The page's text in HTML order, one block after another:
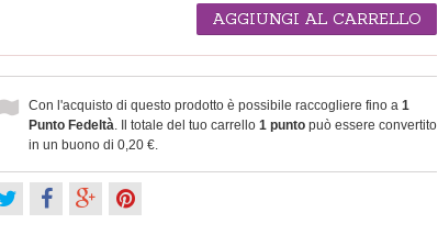
AGGIUNGI AL CARRELLO
Con l'acquisto di questo prodotto è possibile raccogliere fino a 1
Punto Fedeltà. Il totale del tuo carrello 1 punto può essere convertito
in un buono di 0,20 €.